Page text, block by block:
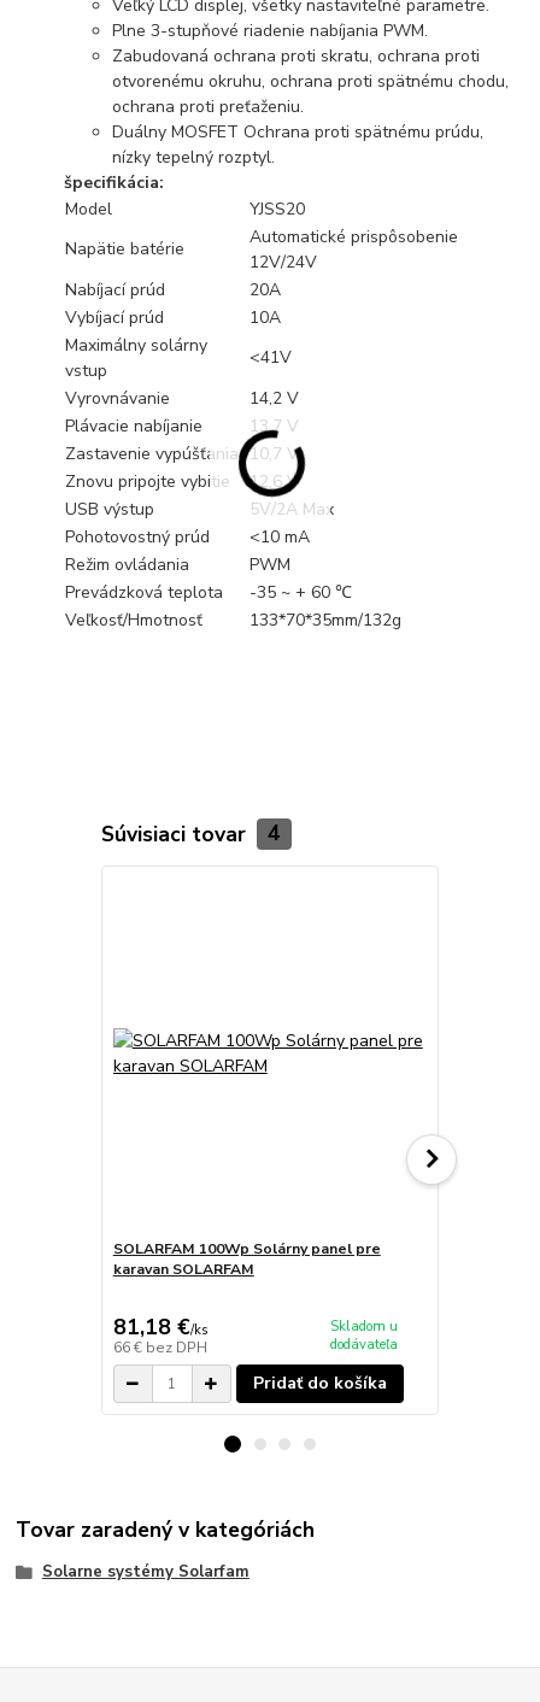
Veľký LCD displej, všetky nastaviteľné parametre.
Plne 3-stupňové riadenie nabíjania PWM.
Zabudovaná ochrana proti skratu, ochrana proti
otvorenému okruhu, ochrana proti spätnému chodu,
ochrana proti preťaženiu.
Duálny MOSFET Ochrana proti spätnému prúdu,
nízky tepelný rozptyl.
špecifikácia:
Model
YJSS20
Napätie batérie
Automatické prispôsobenie
12V/24V
Nabíjací prúd
20A
Vybíjací prúd
10A
Maximálny solárny
vstup
<41V
Vyrovnávanie
14,2 V
Plávacie nabíjanie
13,7 V
Zastavenie vypúšťania 10,7 V
Znovu pripojte vybitie
12,6 V
USB výstup
5V/2A Max
Pohotovostný prúd
<10 mA
Režim ovládania
PWM
Prevádzková teplota
-35 ~ + 60 ℃
Veľkosť/Hmotnosť
133*70*35mm/132g
Súvisiaci tovar 4
SOLARFAM 100Wp Solárny panel pre
karavan SOLARFAM
81,18 €/ks
66 € bez DPH
Skladom u
dodávateľa
Pridať do košíka
Tovar zaradený v kategóriách
Solarne systémy Solarfam